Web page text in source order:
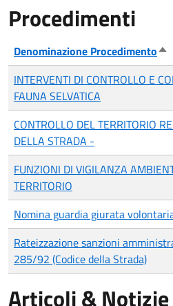
Procedimenti
Denominazione Procedimento
INTERVENTI DI CONTROLLO E
FAUNA SELVATICA
CONTROLLO DEL TERRITORIO
DELLA STRADA -
FUNZIONI DI VIGILANZA
TERRITORIO
Nomina guardia giurata
Rateizzazione sanzioni
285/92 (Codice della Strada)
Articoli & Notizie